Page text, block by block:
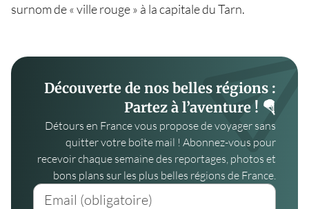
surnom de « ville rouge » à la capitale du Tarn.
Découverte de nos belles régions :
Partez à l’aventure ! 🪂
Détours en France vous propose de voyager sans
quitter votre boîte mail ! Abonnez-vous pour
recevoir chaque semaine des reportages, photos et
bons plans sur les plus belles régions de France.
Email (obligatoire)